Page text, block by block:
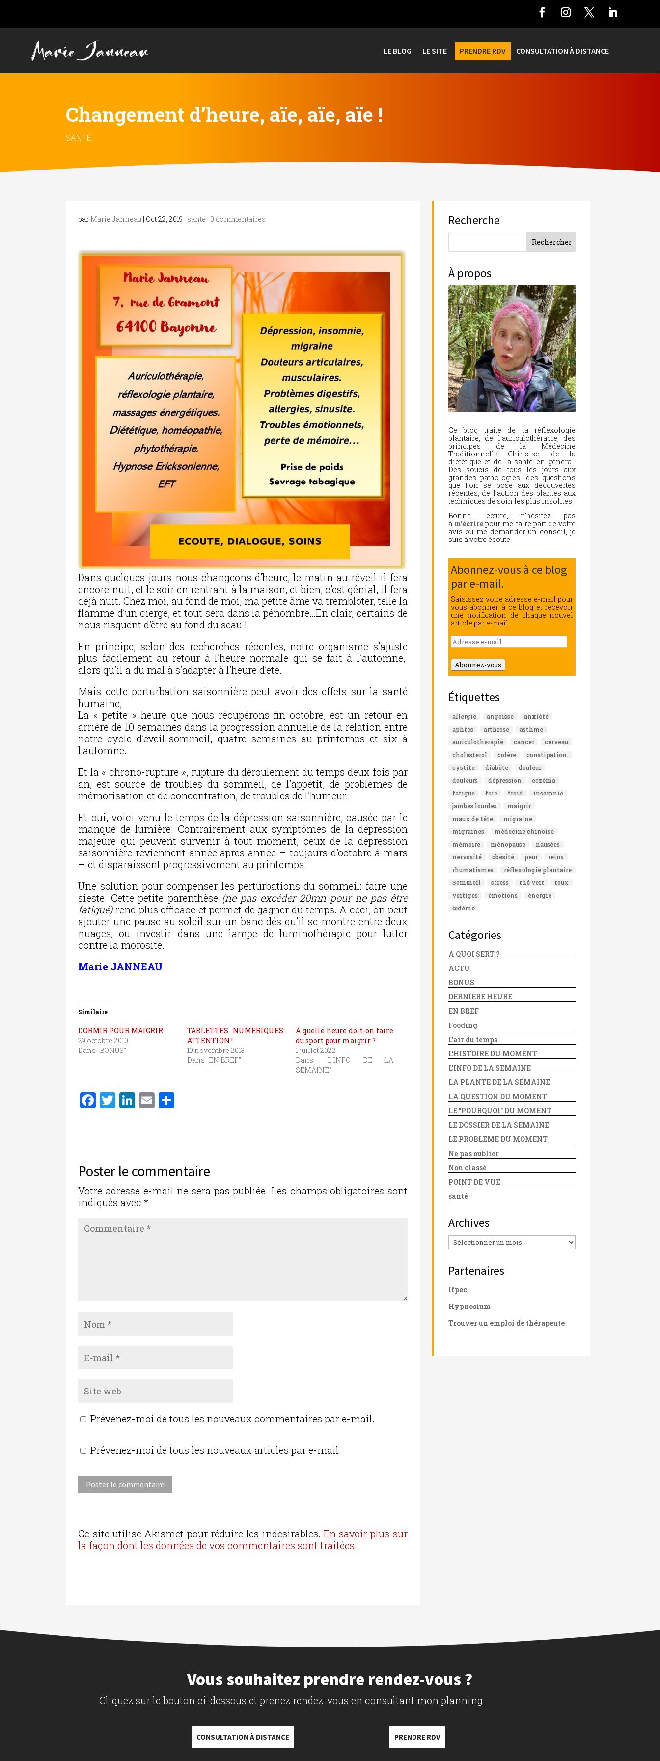
LE BLOG LE SITE PRENDRE RDV CONSULTATION À DISTANCE
Changement d’heure, aïe, aïe, aïe !
SANTÉ
par Marie Janneau | Oct 22, 2019 | santé | 0 commentaires
Dans quelques jours nous changeons d’heure, le matin au réveil il fera
encore nuit, et le soir en rentrant à la maison, et bien, c’est génial, il fera
déjà nuit. Chez moi, au fond de moi, ma petite âme va trembloter, telle la
flamme d’un cierge, et tout sera dans la pénombre…En clair, certains de
nous risquent d’être au fond du seau !
En principe, selon des recherches récentes, notre organisme s’ajuste
plus facilement au retour à l’heure normale qui se fait à l’automne,
alors qu’il a du mal à s’adapter à l’heure d’été.
Mais cette perturbation saisonnière peut avoir des effets sur la santé
humaine,
La « petite » heure que nous récupérons fin octobre, est un retour en
arrière de 10 semaines dans la progression annuelle de la relation entre
notre cycle d’éveil-sommeil, quatre semaines au printemps et six à
l’automne.
Et la « chrono-rupture », rupture du déroulement du temps deux fois par
an, est source de troubles du sommeil, de l’appétit, de problèmes de
mémorisation et de concentration, de troubles de l’humeur.
Et oui, voici venu le temps de la dépression saisonnière, causée par le
manque de lumière. Contrairement aux symptômes de la dépression
majeure qui peuvent survenir à tout moment, ceux de la dépression
saisonnière reviennent année après année – toujours d’octobre à mars
– et disparaissent progressivement au printemps.
Une solution pour compenser les perturbations du sommeil: faire une
sieste. Cette petite parenthèse (ne pas excéder 20mn pour ne pas être
fatigué)rend plus efficace et permet de gagner du temps. A ceci, on peut
ajouter une pause au soleil sur un banc dés qu’il se montre entre deux
nuages, ou investir dans une lampe de luminothérapie pour lutter
contre la morosité.
Marie JANNEAU
Similaire
DORMIR POUR MAIGRIR
29 octobre 2010
Dans "BONUS"
TABLETTES NUMERIQUES:
ATTENTION !
19 novembre 2013
Dans "EN BREF"
A quelle heure doit-on faire
du sport pour maigrir ?
1 juillet 2022
Dans "L'INFO DE LA
SEMAINE"
F
b
o
o
k
T
r
Li
n
E
er
Poster le commentaire
Votre adresse e-mail ne sera pas publiée. Les champs obligatoires sont
indiqués avec*
Prévenez-moi de tous les nouveaux commentaires par e-mail.
Prévenez-moi de tous les nouveaux articles par e-mail.
Ce site utilise Akismet pour réduire les indésirables. En savoir plus sur
la façon dont les données de vos commentaires sont traitées.
Recherche
À propos
Ce blog traite de la réflexologie
plantaire, de l’auriculothérapie, des
principes de la Médecine
Traditionnelle Chinoise, de la
diététique et de la santé en général.
Des soucis de tous les jours aux
grandes pathologies, des questions
que l’on se pose aux découvertes
récentes, de l’action des plantes aux
techniques de soin les plus insolites.
Bonne lecture, n’hésitez pas
à m’écrire pour me faire part de votre
avis ou me demander un conseil, je
suis à votre écoute.
Abonnez-vous à ce blog
par e-mail.
Saisissez votre adresse e-mail pour
vous abonner à ce blog et recevoir
une notification de chaque nouvel
article par e-mail.
Adresse
e-
mail
Abonnez-vous
Étiquettes
allergie angoisse
anxiété
aphtes
arthrose
asthme
auriculotherapie
cancer
cerveau
cholesterol
colère
constipation.
cystite
diabète
douleur
douleurs
dépression
eczéma
fatigue
foie froid
insomnie
jambes lourdes
maigrir
maux de tête
migraine
migraines
médecine chinoise
mémoire
ménopause
nausées
nervosité
obésité peur
reins
rhumatismes
réflexologie plantaire
Sommeil
stress thé vert
toux
vertiges
émotions
énergie
œdème
Catégories
A QUOI SERT ?
ACTU
BONUS
DERNIERE HEURE
EN BREF
Fooding
L'air du temps
L'HISTOIRE DU MOMENT
L'INFO DE LA SEMAINE
LA PLANTE DE LA SEMAINE
LA QUESTION DU MOMENT
LE "POURQUOI" DU MOMENT
LE DOSSIER DE LA SEMAINE
LE PROBLEME DU MOMENT
Ne pas oublier
Non classé
POINT DE VUE
santé
Archives
Archives
Partenaires
Ifpec
Hypnosium
Trouver un emploi de thérapeute
Vous souhaitez prendre rendez-vous ?
Cliquez sur le bouton ci-dessous et prenez rendez-vous en consultant mon planning
CONSULTATION À DISTANCE PRENDRE RDV